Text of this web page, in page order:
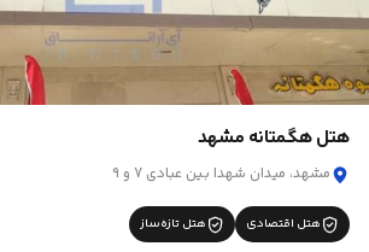
هتل هگمتانه مشهد
مشهد، میدان شهدا بین عبادی 7 و 9
هتل اقتصادی هتل تازه‌ساز